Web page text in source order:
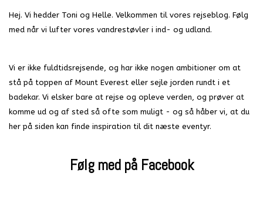
Hej. Vi hedder Toni og Helle. Velkommen til vores rejseblog. Følg
med når vi lufter vores vandrestøvler i ind- og udland.
Vi er ikke fuldtidsrejsende, og har ikke nogen ambitioner om at
stå på toppen af Mount Everest eller sejle jorden rundt i et
badekar. Vi elsker bare at rejse og opleve verden, og prøver at
komme ud og af sted så ofte som muligt - og så håber vi, at du
her på siden kan finde inspiration til dit næste eventyr.
Følg med på Facebook